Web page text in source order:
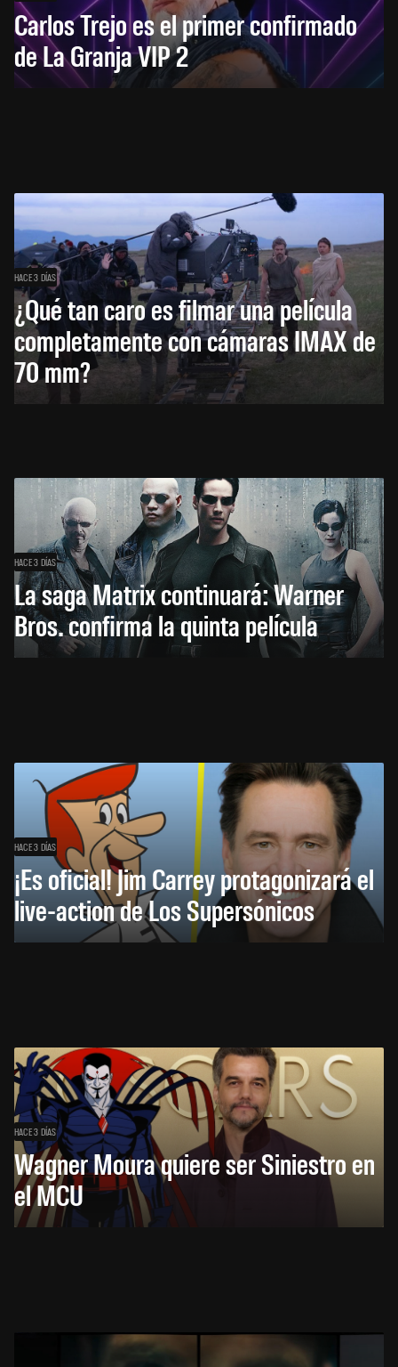
Carlos Trejo es el primer confirmado
de La Granja VIP 2
HACE 3 DÍAS
¿Qué tan caro es filmar una película
completamente con cámaras IMAX de
70 mm?
HACE 3 DÍAS
La saga Matrix continuará: Warner
Bros. confirma la quinta película
HACE 3 DÍAS
¡Es oficial! Jim Carrey protagonizará el
live-action de Los Supersónicos
HACE 3 DÍAS
Wagner Moura quiere ser Siniestro en
el MCU